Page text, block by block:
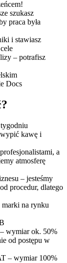
szukasz
praca była
i stawiasz
– potrafisz
Docs
kawę i
a
atmosferę
– jesteśmy
procedur, dlatego
na rynku
wymiar ok. 50%
od postępu w
– wymiar 100%